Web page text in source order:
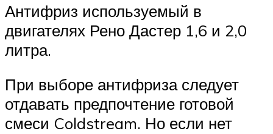
Антифриз используемый в
двигателях Рено Дастер 1,6 и 2,0
литра.
При выборе антифриза следует
отдавать предпочтение готовой
смеси Coldstream. Но если нет